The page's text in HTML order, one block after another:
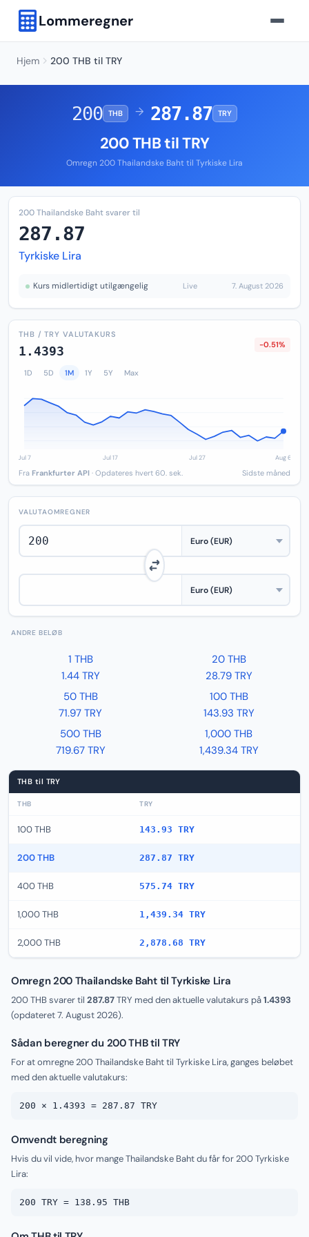
Lommeregner
Hjem 200 THB til TRY
200 THB → 287.87 TRY
200 THB til TRY
Omregn 200 Thailandske Baht til Tyrkiske Lira
200 Thailandske Baht svarer til
287.87
Tyrkiske Lira
Kurs midlertidigt utilgængelig Live 7. August 2026
THB / TRY VALUTAKURS
1.4393 -0.51%
1D 5D 1M 1Y 5Y Max
Fra Frankfurter API · Opdateres hvert 60. sek. Sidste måned
VALUTAOMREGNER
ANDRE BELØB
1 THB
1.44 TRY
20 THB
28.79 TRY
50 THB
71.97 TRY
100 THB
143.93 TRY
500 THB
719.67 TRY
1,000 THB
1,439.34 TRY
THB til TRY
THB TRY
100 THB 143.93 TRY
200 THB 287.87 TRY
400 THB 575.74 TRY
1,000 THB 1,439.34 TRY
2,000 THB 2,878.68 TRY
Omregn 200 Thailandske Baht til Tyrkiske Lira
200 THB svarer til 287.87TRY med den aktuelle valutakurs på1.4393
(opdateret7. August 2026).
Sådan beregner du 200 THB til TRY
For at omregne 200 Thailandske Baht til Tyrkiske Lira, ganges beløbet
med den aktuelle valutakurs:
200 × 1.4393 = 287.87 TRY
Omvendt beregning
Hvis du vil vide, hvor mange Thailandske Baht du får for 200 Tyrkiske
Lira:
200 TRY = 138.95 THB